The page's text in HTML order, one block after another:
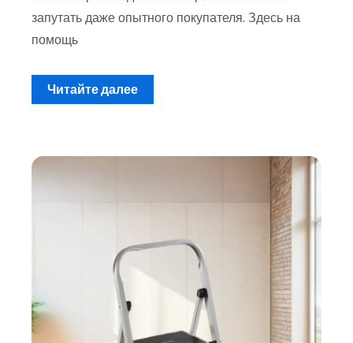
запутать даже опытного покупателя. Здесь на
помощь
Читайте далее